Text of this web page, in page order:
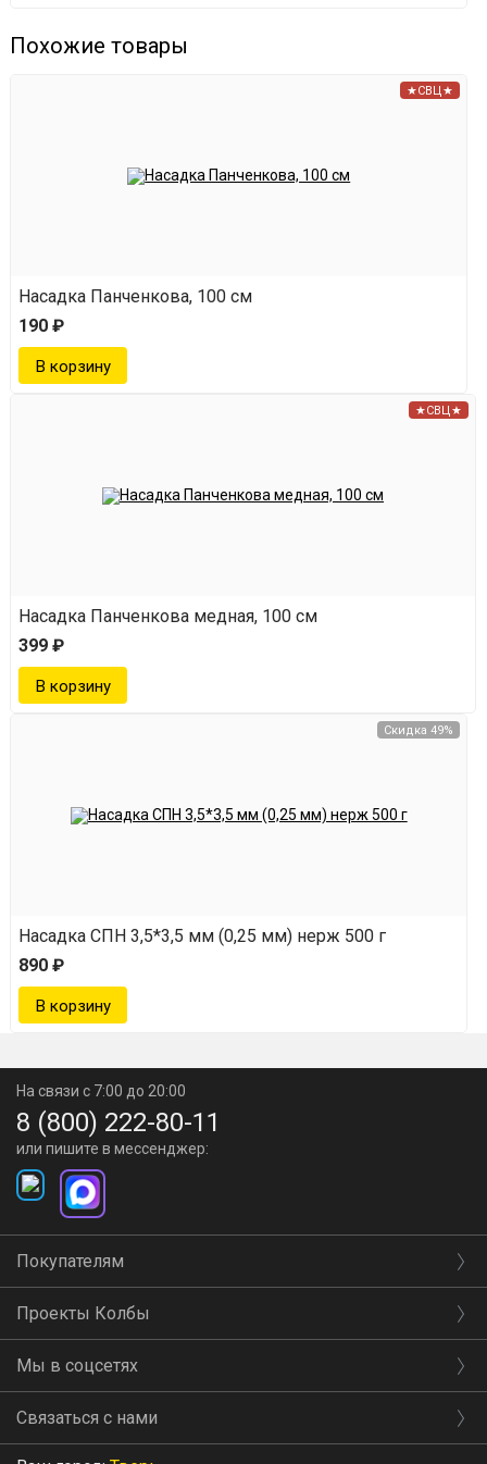
Похожие товары
★СВЦ★
Насадка Панченкова, 100 см
190 ₽
★СВЦ★
Насадка Панченкова медная, 100 см
399 ₽
Скидка 49%
Насадка СПН 3,5*3,5 мм (0,25 мм) нерж 500 г
890 ₽
На связи с 7:00 до 20:00
8 (800) 222-80-11
или пишите в мессенджер:
Покупателям
Проекты Колбы
Мы в соцсетях
Связаться с нами